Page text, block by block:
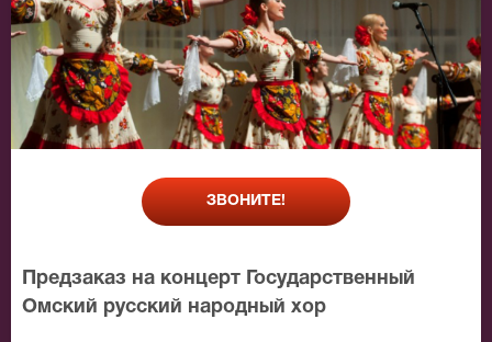
ЗВОНИТЕ!
Предзаказ на концерт Государственный
Омский русский народный хор